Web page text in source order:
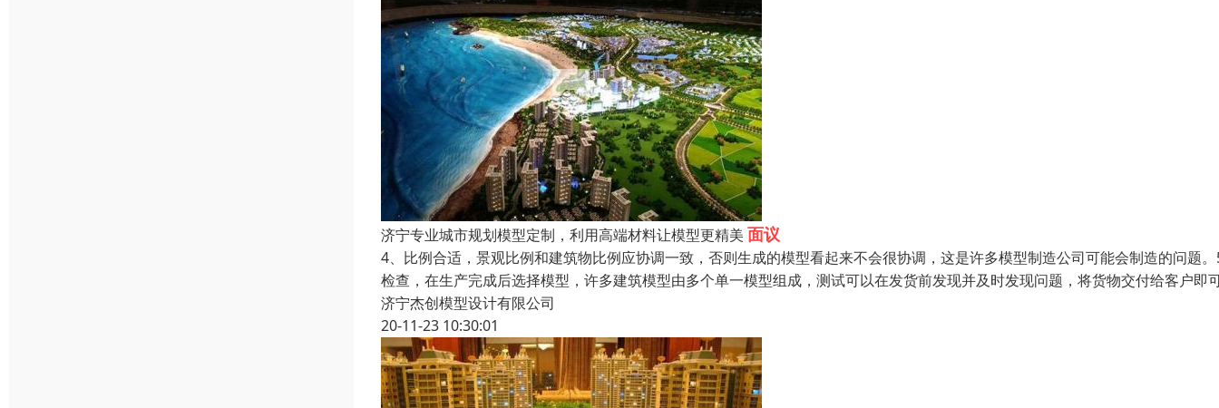
济宁专业城市规划模型定制，利用高端材料让模型更精美 面议
4、比例合适，景观比例和建筑物比例应协调一致，否则生成的模型看起来不会很协调，这是许多模型制造公司可能会制造的问题
检查，在生产完成后选择模型，许多建筑模型由多个单一模型组成，测试可以在发货前发现并及时发现问题，将货物交付给客户即
济宁杰创模型设计有限公司
20-11-23 10:30:01